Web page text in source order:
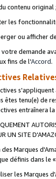
contenu original ;
les
ou afficher
votre demande
fins de l'Accord.
êtes tenu(e) de
entraînera
UN SITE
Marques
définis dans le «
les Marques